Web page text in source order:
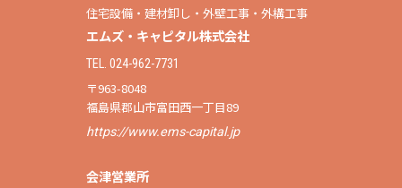
住宅設備・建材卸し・外壁工事・外構工事
エムズ・キャピタル株式会社
TEL. 024-962-7731
〒963-8048
福島県郡山市富田西一丁目89
https://www.ems-capital.jp
会津営業所